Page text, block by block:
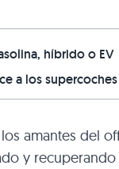
híbrido o EV
a los
amantes del
y